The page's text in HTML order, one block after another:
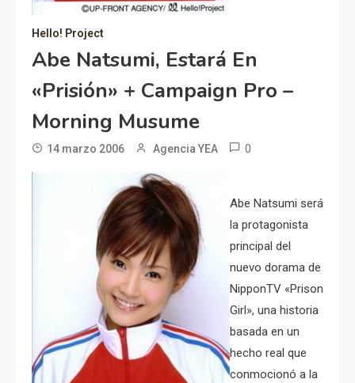
Hello! Project
Abe Natsumi, Estará En
«prisión» + Campaign Pro –
Morning Musume
14 marzo 2006 Agencia YEA 0
Abe Natsumi será
la protagonista
principal del
nuevo dorama de
NipponTV «Prison
Girl», una historia
basada en un
hecho real que
conmocionó a la